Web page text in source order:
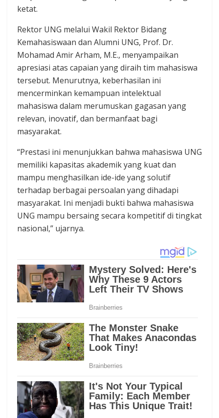
ketat.
Rektor UNG melalui Wakil Rektor Bidang
Kemahasiswaan dan Alumni UNG, Prof. Dr.
Mohamad Amir Arham, M.E., menyampaikan
apresiasi atas capaian yang diraih tim mahasiswa
tersebut. Menurutnya, keberhasilan ini
mencerminkan kemampuan intelektual
mahasiswa dalam merumuskan gagasan yang
relevan, inovatif, dan bermanfaat bagi
masyarakat.
“Prestasi ini menunjukkan bahwa mahasiswa UNG
memiliki kapasitas akademik yang kuat dan
mampu menghasilkan ide-ide yang solutif
terhadap berbagai persoalan yang dihadapi
masyarakat. Ini menjadi bukti bahwa mahasiswa
UNG mampu bersaing secara kompetitif di tingkat
nasional,” ujarnya.